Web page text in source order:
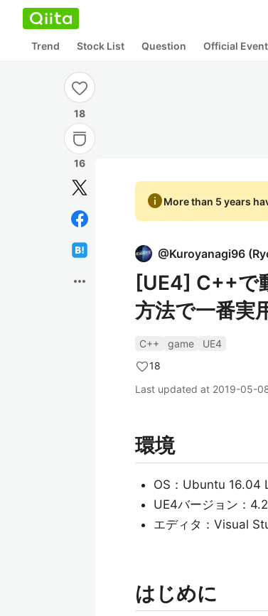
Trend Stock List Question Official Event
18
16
more_horiz
infoMore than 5 years
@Kuroyanagi96 (
[UE4] C++で
方法で一番実
C++ game
UE4
18
Last updated at 2019-05-
環境
OS：Ubuntu 16.04
UE4バージョン：
エディタ：Visual
はじめに